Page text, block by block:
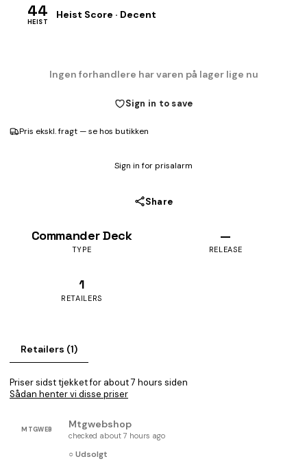
44
HEIST
Heist Score · Decent
Ingen forhandlere har varen på lager lige nu
Sign in to save
Pris ekskl. fragt — se hos butikken
Sign in for prisalarm
Share
Commander Deck
TYPE
—
RELEASE
1
RETAILERS
Retailers (1)
Priser sidst tjekket for about 7 hours siden
Sådan henter vi disse priser
MTGWEB Mtgwebshop
checked about 7 hours ago
○ Udsolgt